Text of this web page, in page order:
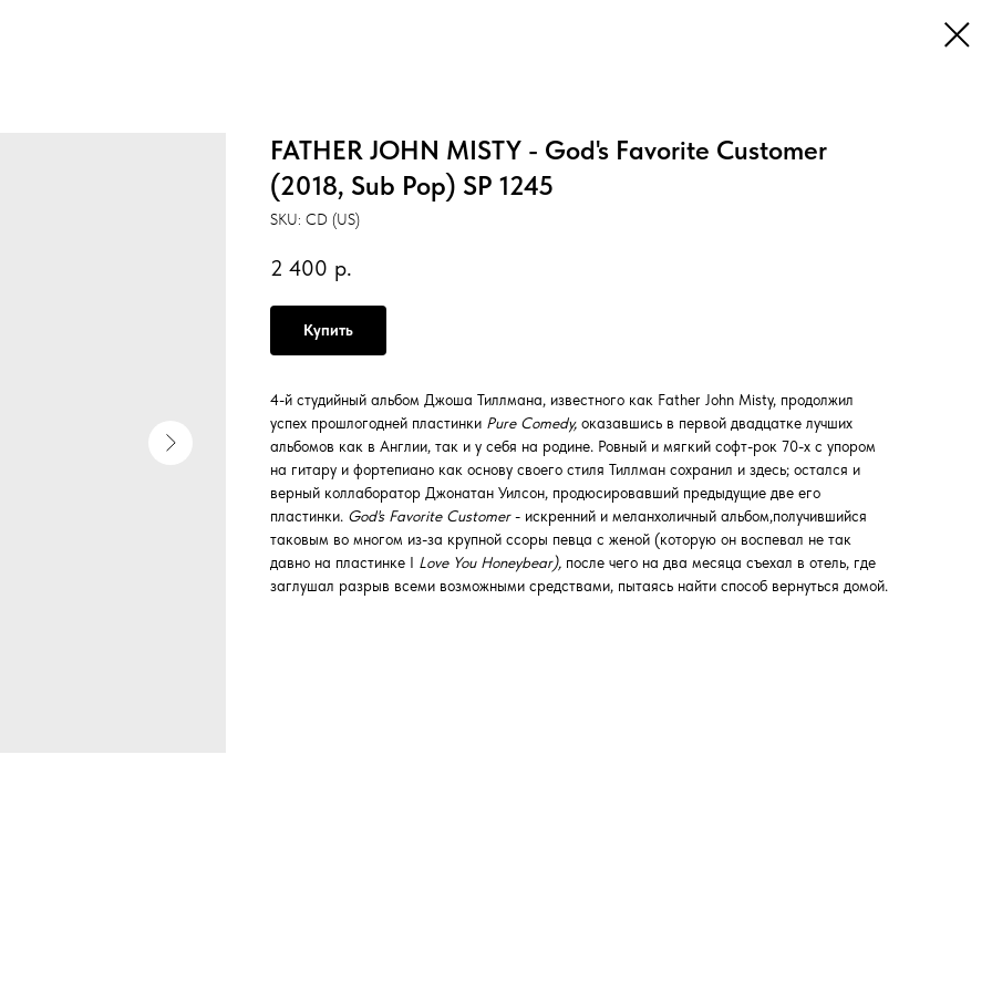
FATHER JOHN MISTY - God's Favorite Customer
(2018, Sub Pop) SP 1245
SKU: CD (US)
2 400 р.
Купить
4-й студийный альбом Джоша Тиллмана, известного как Father John Misty, продолжил
успех прошлогодней пластинки Pure Comedy, оказавшись в первой двадцатке лучших
альбомов как в Англии, так и у себя на родине. Ровный и мягкий софт-рок 70-х с упором
на гитару и фортепиано как основу своего стиля Тиллман сохранил и здесь; остался и
верный коллаборатор Джонатан Уилсон, продюсировавший предыдущие две его
пластинки. God's Favorite Customer- искренний и меланхоличный альбом,получившийся
таковым во многом из-за крупной ссоры певца с женой (которую он воспевал не так
давно на пластинке I Love You Honeybear), после чего на два месяца съехал в отель, где
заглушал разрыв всеми возможными средствами, пытаясь найти способ вернуться домой.